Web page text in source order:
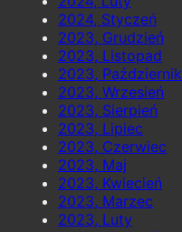
2024, Styczeń
2023, Grudzień
2023, Listopad
2023, Październik
2023, Wrzesień
2023, Sierpień
2023, Lipiec
2023, Czerwiec
2023, Maj
2023, Kwiecień
2023, Marzec
2023, Luty